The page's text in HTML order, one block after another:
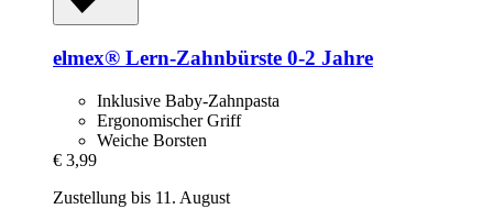
elmex® Lern-​Zahnbürste 0-​2 Jahre
Inklusive Baby-Zahnpasta
Ergonomischer Griff
Weiche Borsten
€ 3,99
Zustellung bis 11. August